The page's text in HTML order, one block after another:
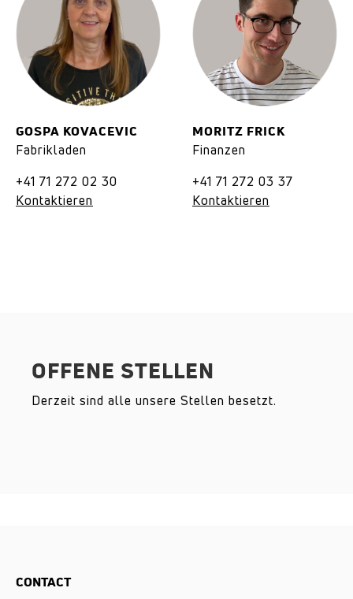
GOSPA KOVACEVIC
Fabrikladen
+41 71 272 02 30
Kontaktieren
MORITZ FRICK
Finanzen
+41 71 272 03 37
Kontaktieren
OFFENE STELLEN
Derzeit sind alle unsere Stellen besetzt.
CONTACT